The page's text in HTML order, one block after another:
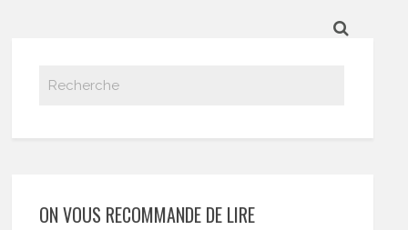
ON VOUS RECOMMANDE DE LIRE